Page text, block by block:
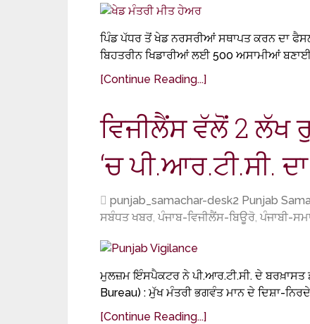
ਪਿੰਡ ਪੱਧਰ ਤੋਂ ਖੇਡ ਨਰਸਰੀਆਂ ਸਥਾਪਤ ਕਰਨ ਦਾ
ਬਿਹਤਰੀਨ ਖਿਡਾਰੀਆਂ ਲਈ 500 ਅਸਾਮੀਆਂ
[Continue Reading...]
ਵਿਜੀਲੈਂਸ ਵੱਲੋਂ 2 ਲੱਖ
‘ਚ ਪੀ.ਆਰ.ਟੀ.ਸੀ.
punjab_samachar-desk2 Punjab
ਸਬੰਧਤ ਖਬਰ, ਪੰਜਾਬ-ਵਿਜੀਲੈਂਸ-ਬਿਊਰੋ, ਪੰਜਾਬੀ-
ਮੁਲਜ਼ਮ ਇੰਸਪੈਕਟਰ ਨੇ ਪੀ.ਆਰ.ਟੀ.ਸੀ. ਦੇ ਬਰਖ਼ਾਸਤ
Bureau) : ਮੁੱਖ ਮੰਤਰੀ ਭਗਵੰਤ ਮਾਨ ਦੇ ਦਿਸ਼ਾ-
[Continue Reading...]